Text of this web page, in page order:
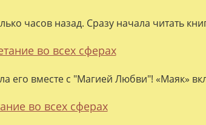
часов назад. Сразу начала читать
во всех сферах
его вместе с "Магией Любви"! «Маяк»
во всех сферах